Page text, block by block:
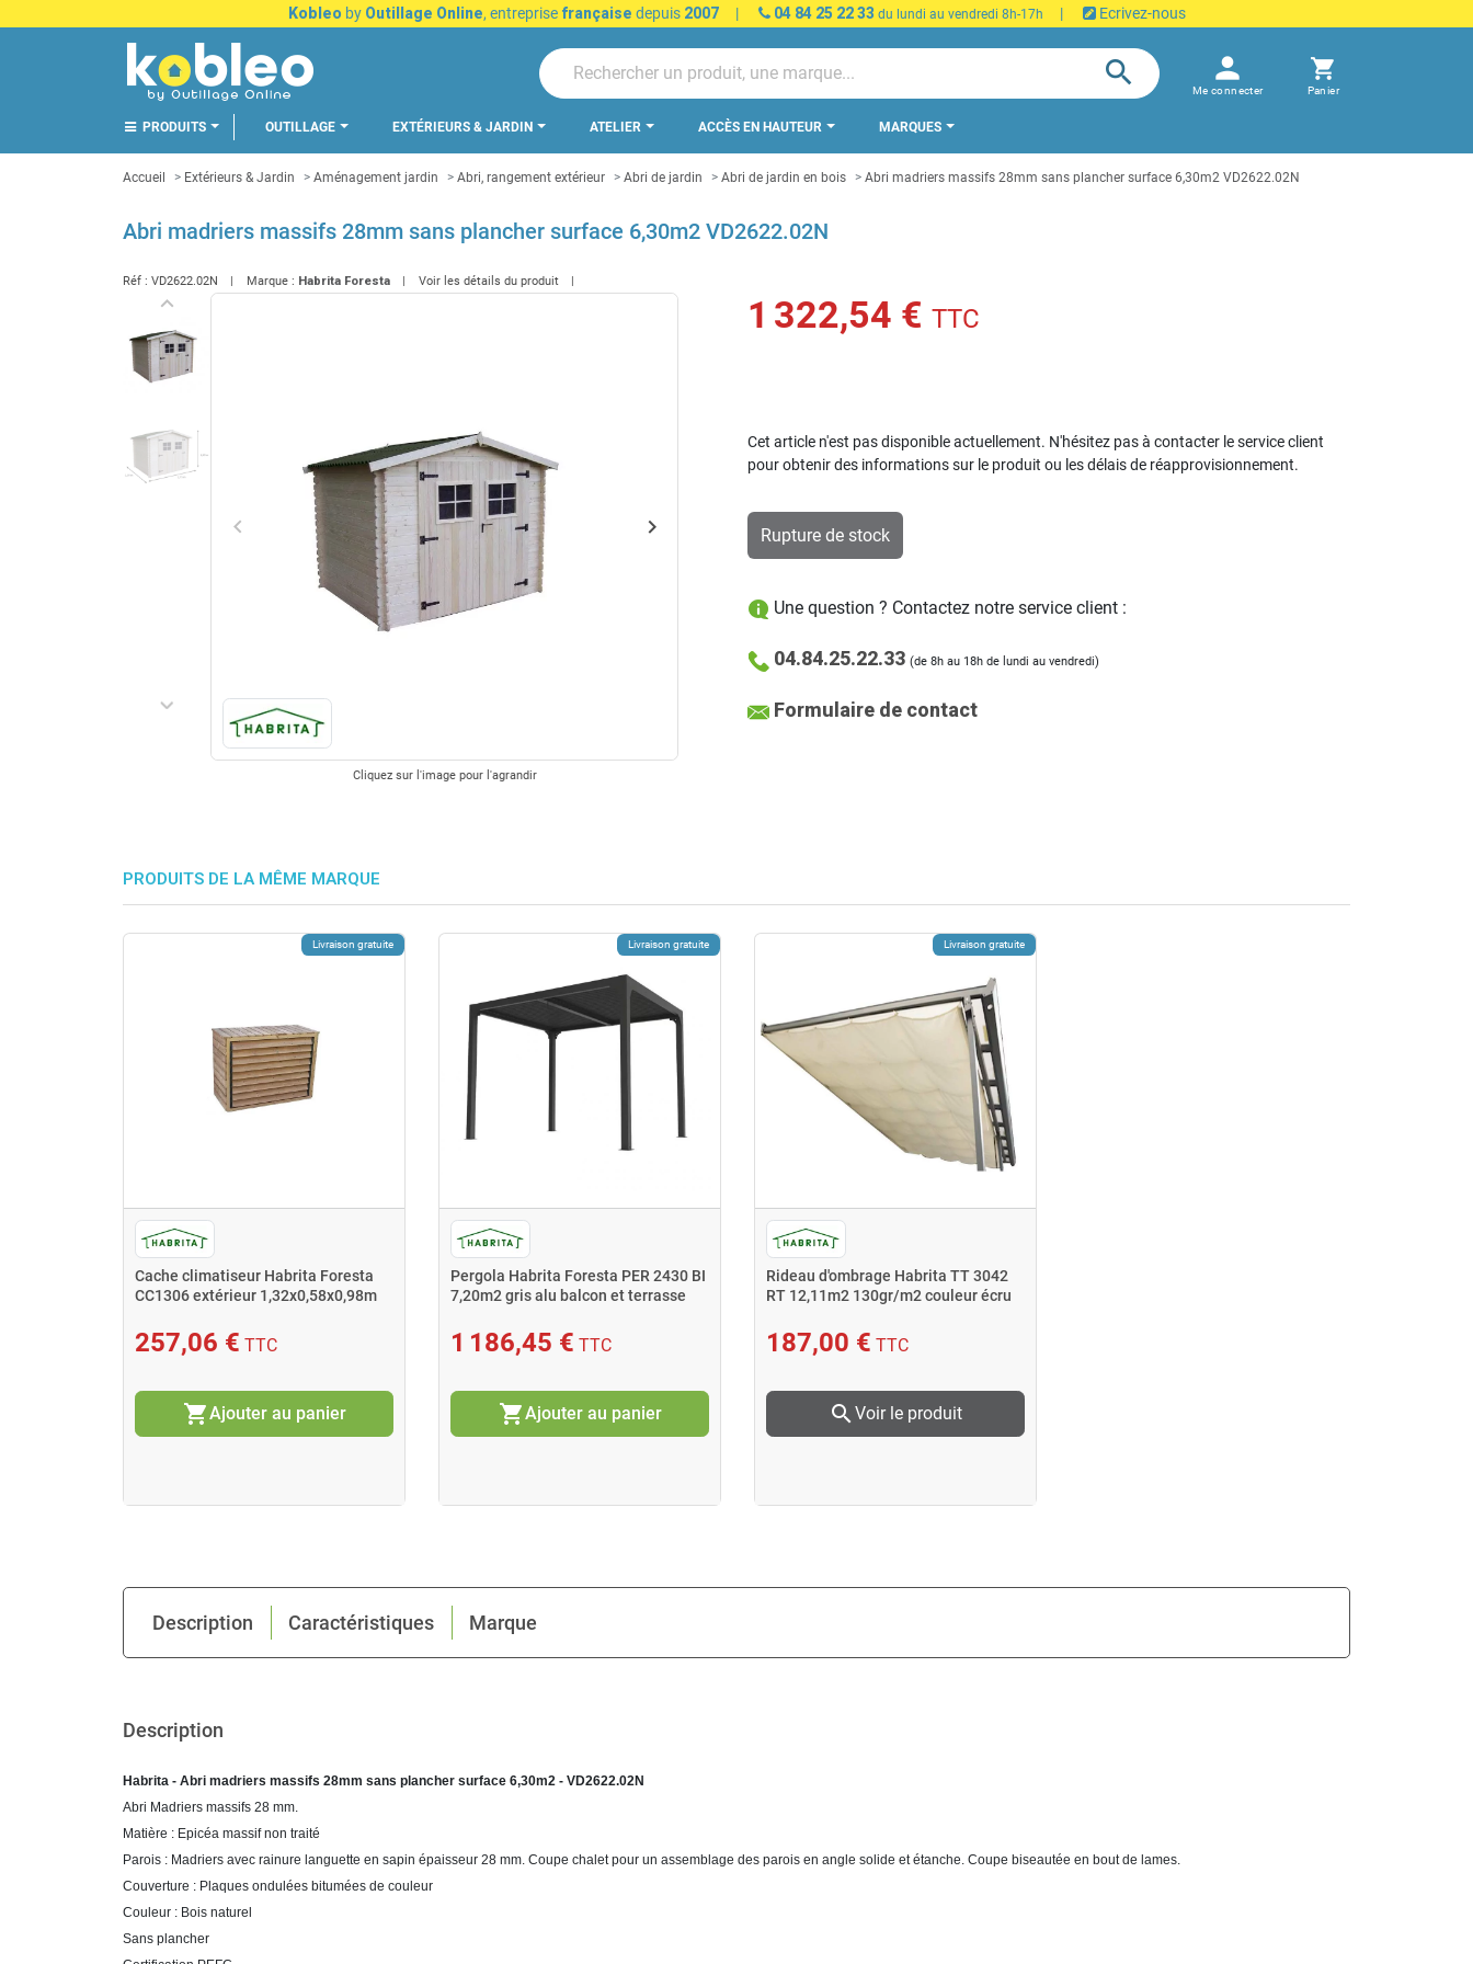
Kobleo by Outillage Online, entreprise française depuis 2007 | 04 84 25 22 33 du lundi au vendredi 8h-17h | Ecrivez-nous
search person
Me connecter
shopping_cart
Panier
PRODUITS OUTILLAGE EXTÉRIEURS & JARDIN ATELIER ACCÈS EN HAUTEUR MARQUES
Accueil Extérieurs & Jardin Aménagement jardin Abri, rangement extérieur Abri de jardin Abri de jardin en bois Abri madriers massifs 28mm sans plancher surface 6,30m2 VD2622.02N
Abri madriers massifs 28mm sans plancher surface 6,30m2 VD2622.02N
Réf : VD2622.02N Marque : Habrita Foresta Voir les détails du produit
Précédentkeyboard_arrow_left
keyboard_arrow_right
Précédent
keyboard_arrow_left Suivant
keyboard_arrow_right
Cliquez sur l'image pour l'agrandir
1 322,54 € TTC
Cet article n'est pas disponible actuellement. N'hésitez pas à contacter le service client
pour obtenir des informations sur le produit ou les délais de réapprovisionnement.
Rupture de stock
Une question ? Contactez notre service client :
04.84.25.22.33 (de 8h au 18h de lundi au vendredi)
Formulaire de contact
PRODUITS DE LA MÊME MARQUE
Livraison gratuite
Cache climatiseur Habrita Foresta
CC1306 extérieur 1,32x0,58x0,98m
257,06 € TTC
shopping_cartAjouter au panier
Livraison gratuite
Pergola Habrita Foresta PER 2430 BI
7,20m2 gris alu balcon et terrasse
1 186,45 € TTC
shopping_cartAjouter au panier
Livraison gratuite
Rideau d'ombrage Habrita TT 3042
RT 12,11m2 130gr/m2 couleur écru
187,00 € TTC
search Voir le produit
Description Caractéristiques Marque
Description
Habrita - Abri madriers massifs 28mm sans plancher surface 6,30m2 - VD2622.02N
Abri Madriers massifs 28 mm.
Matière : Epicéa massif non traité
Parois : Madriers avec rainure languette en sapin épaisseur 28 mm. Coupe chalet pour un assemblage des parois en angle solide et étanche. Coupe biseautée en bout de lames.
Couverture : Plaques ondulées bitumées de couleur
Couleur : Bois naturel
Sans plancher